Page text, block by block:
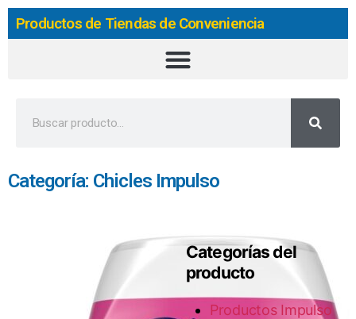
Productos de Tiendas de Conveniencia
Categoría: Chicles Impulso
Categorías del
producto
Productos Impulso